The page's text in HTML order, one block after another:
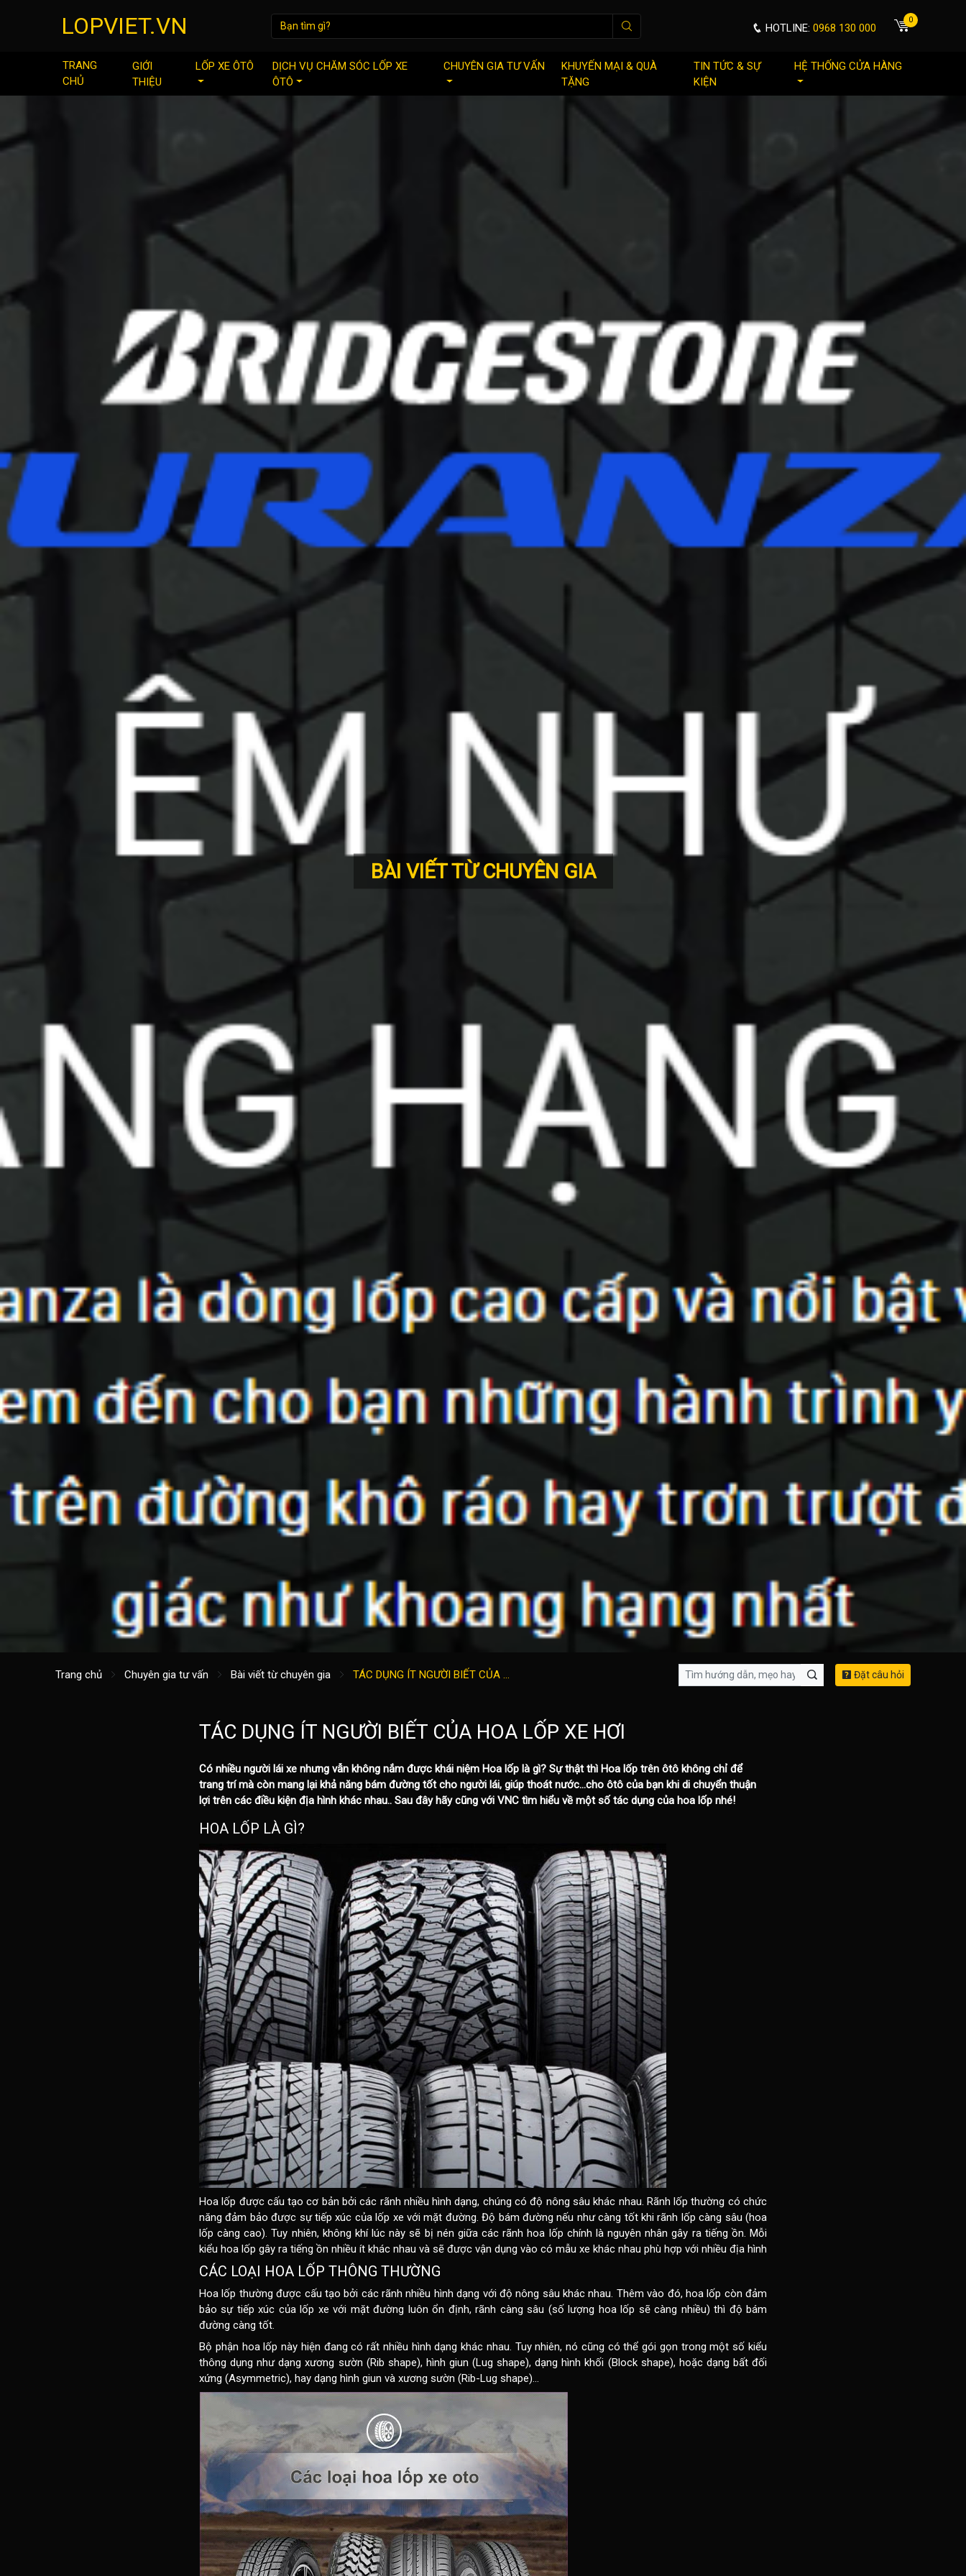
LOPVIET.VN HOTLINE: 0968 130 000
0
TRANG
CHỦ
GIỚI
THIỆU
LỐP XE ÔTÔ
DỊCH VỤ CHĂM SÓC LỐP XE
ÔTÔ
CHUYÊN GIA TƯ VẤN
KHUYẾN MẠI & QUÀ
TẶNG
TIN TỨC & SỰ
KIỆN
HỆ THỐNG CỬA HÀNG
BÀI VIẾT TỪ CHUYÊN GIA
Trang chủ Chuyên gia tư vấn Bài viết từ chuyên gia TÁC DỤNG ÍT NGƯỜI BIẾT CỦA ... Đặt câu hỏi
TÁC DỤNG ÍT NGƯỜI BIẾT CỦA HOA LỐP XE HƠI
Có nhiều người lái xe nhưng vẫn không nắm được khái niệm Hoa lốp là gì? Sự thật thì Hoa lốp trên ôtô không chỉ để
trang trí mà còn mang lại khả năng bám đường tốt cho người lái, giúp thoát nước…cho ôtô của bạn khi di chuyển thuận
lợi trên các điều kiện địa hình khác nhau.. Sau đây hãy cũng với VNC tìm hiểu về một số tác dụng của hoa lốp nhé!
HOA LỐP LÀ GÌ?
Hoa lốp được cấu tạo cơ bản bởi các rãnh nhiều hình dạng, chúng có độ nông sâu khác nhau. Rãnh lốp thường có chức
năng đảm bảo được sự tiếp xúc của lốp xe với mặt đường. Độ bám đường nếu như càng tốt khi rãnh lốp càng sâu (hoa
lốp càng cao). Tuy nhiên, không khí lúc này sẽ bị nén giữa các rãnh hoa lốp chính là nguyên nhân gây ra tiếng ồn. Mỗi
kiểu hoa lốp gây ra tiếng ồn nhiều ít khác nhau và sẽ được vận dụng vào có mẫu xe khác nhau phù hợp với nhiều địa hình
CÁC LOẠI HOA LỐP THÔNG THƯỜNG
Hoa lốp thường được cấu tạo bởi các rãnh nhiều hình dạng với độ nông sâu khác nhau. Thêm vào đó, hoa lốp còn đảm
bảo sự tiếp xúc của lốp xe với mặt đường luôn ổn định, rãnh càng sâu (số lượng hoa lốp sẽ càng nhiều) thì độ bám
đường càng tốt.
Bộ phận hoa lốp này hiện đang có rất nhiều hình dạng khác nhau. Tuy nhiên, nó cũng có thể gói gọn trong một số kiểu
thông dụng như dạng xương sườn (Rib shape), hình giun (Lug shape), dạng hình khối (Block shape), hoặc dạng bất đối
xứng (Asymmetric), hay dạng hình giun và xương sườn (Rib-Lug shape)…